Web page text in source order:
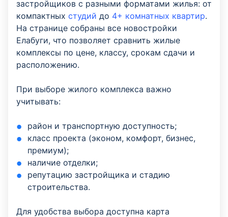
застройщиков с разными форматами жилья: от
компактных студий до 4+ комнатных квартир.
На странице собраны все новостройки
Елабуги, что позволяет сравнить жилые
комплексы по цене, классу, срокам сдачи и
расположению.
При выборе жилого комплекса важно
учитывать:
район и транспортную доступность;
класс проекта (эконом, комфорт, бизнес,
премиум);
наличие отделки;
репутацию застройщика и стадию
строительства.
Для удобства выбора доступна карта